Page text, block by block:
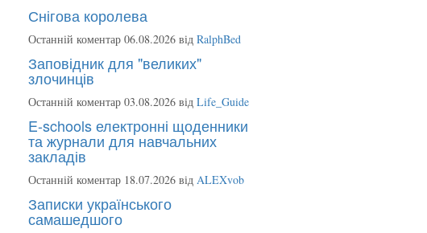
Снігова королева
Останній коментар 06.08.2026 від RalphBed
Заповідник для "великих"
злочинців
Останній коментар 03.08.2026 від Life_Guide
E-schools електронні щоденники
та журнали для навчальних
закладів
Останній коментар 18.07.2026 від ALEXvob
Записки українського
самашедшого